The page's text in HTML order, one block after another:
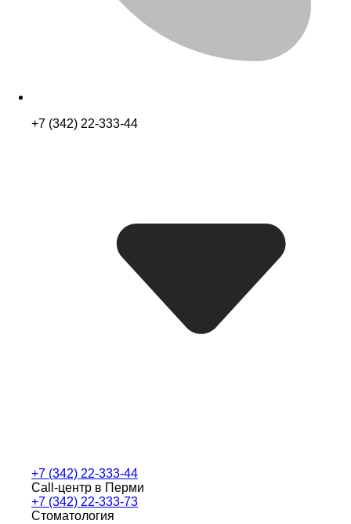
+7 (342) 22-333-44
+7 (342) 22-333-44
Call-центр в Перми
+7 (342) 22-333-73
Стоматология